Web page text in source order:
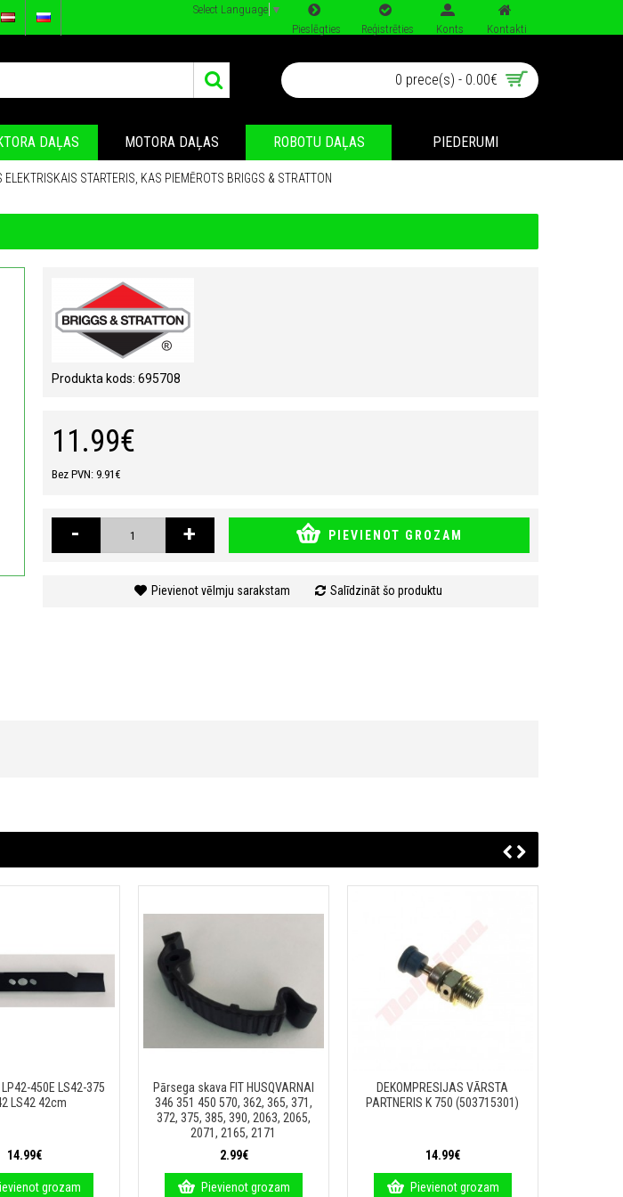
Select Language ▼
Pieslēgties
Reģistrēties Konts Kontakti
0 prece(s) - 0.00€
DAĻAS MOTORA DAĻAS ROBOTU DAĻAS PIEDERUMI
ELEKTRISKAIS STARTERIS, KAS PIEMĒROTS BRIGGS & STRATTON
Produkta kods: 695708
11.99€
Bez PVN: 9.91€
- + PIEVIENOT GROZAM
Pievienot vēlmju sarakstam Salīdzināt šo produktu
450E LS42-375
LS42 42cm
14.99€
grozam
Pārsega skava FIT HUSQVARNAI
346 351 450 570, 362, 365, 371,
372, 375, 385, 390, 2063, 2065,
2071, 2165, 2171
2.99€
Pievienot grozam
DEKOMPRESIJAS VĀRSTA
PARTNERIS K 750 (503715301)
14.99€
Pievienot grozam